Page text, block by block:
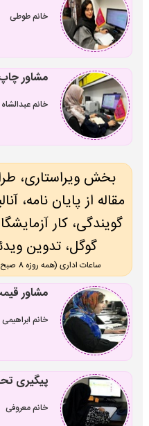
خانم طوطی
مشاور
خانم عبدالشاه
بخش ویراستاری،
مقاله از پایان نامه،
گویندگی، کار
گوگل، تدوین
ساعات اداری (همه روزه 8 صبح تا 6 عصر، پنج شنبه ها تا 3 عصر )
مشاور
خانم ابراهیمی
پیگیری
خانم معروفی